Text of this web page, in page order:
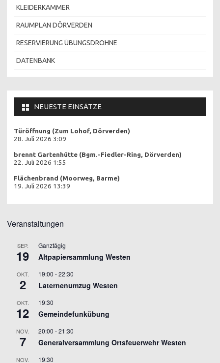
KLEIDERKAMMER
RAUMPLAN DÖRVERDEN
RESERVIERUNG ÜBUNGSDROHNE
DATENBANK
NEUESTE EINSÄTZE
Türöffnung (Zum Lohof, Dörverden)
28. Juli 2026 3:09
brennt Gartenhütte (Bgm.-Fiedler-Ring, Dörverden)
22. Juli 2026 1:55
Flächenbrand (Moorweg, Barme)
19. Juli 2026 13:39
Veranstaltungen
SEP.
19
Ganztägig
Altpapiersammlung Westen
OKT.
2
19:00 -22:30
Laternenumzug Westen
OKT.
12
19:30
Gemeindefunkübung
NOV.
7
20:00 -21:30
Generalversammlung Ortsfeuerwehr Westen
NOV. 19:30